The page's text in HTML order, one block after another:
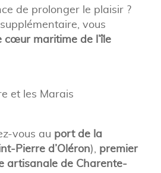
de prolonger le plaisir ?
vous
cœur maritime de l’île
et les Marais
vous au port de la
Pierre d’Oléron), premier
artisanale de Charente-